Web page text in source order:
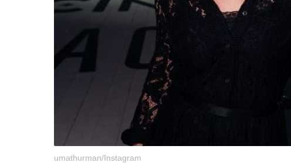
umathurman/Instagram